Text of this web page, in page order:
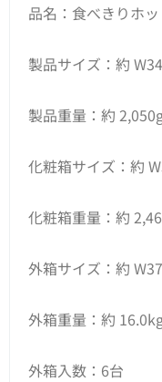
品名：食べきりホ
製品サイズ：約
製品重量：約
化粧箱サイズ：約
化粧箱重量：約
外箱サイズ：約
外箱重量：約
外箱入数：6台